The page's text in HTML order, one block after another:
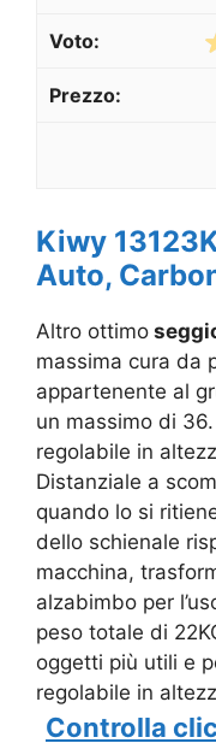
Kiwy
Auto,
Altro ottimo
massima cura da
appartenente al
un massimo di
regolabile in
Distanziale a
quando lo si
dello schienale
macchina,
alzabimbo per
peso totale di
oggetti più utili e
regolabile in
Controlla